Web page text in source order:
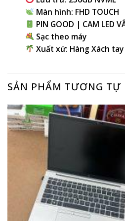
Màn hình: FHD TOUCH
PIN GOOD | CAM LED
Sạc theo máy
Xuất xứ: Hàng Xách
SẢN PHẨM TƯƠNG TỰ